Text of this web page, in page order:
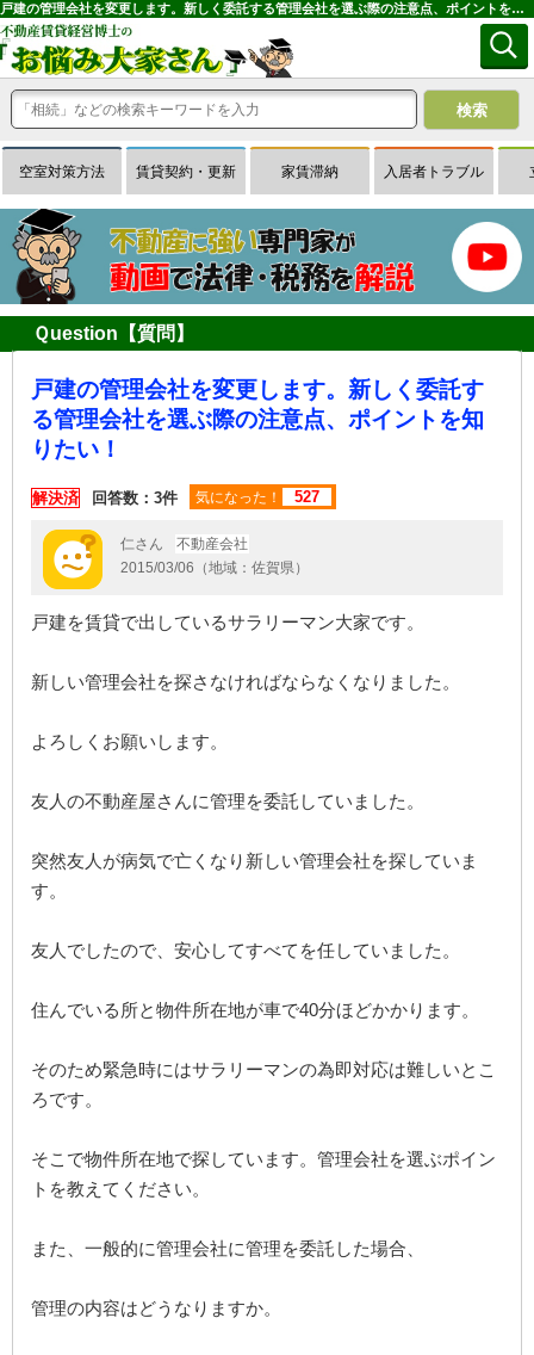
戸建の管理会社を変更します。新しく委託する管理会社を選ぶ際の注意点、ポイントを知りたい！｜専門家に無料相談できる賃貸経営Ｑ＆Ａサイトはお悩み大家さん
空室対策方法 賃貸契約・更新 家賃滞納 入居者トラブル
Ｑuestion【質問】
戸建の管理会社を変更します。新しく委託す
る管理会社を選ぶ際の注意点、ポイントを知
りたい！
解決済 回答数：3件 気になった！ 527
仁さん
不動産会社
2015/03/06（地域：佐賀県）
戸建を賃貸で出しているサラリーマン大家です。
新しい管理会社を探さなければならなくなりました。
よろしくお願いします。
友人の不動産屋さんに管理を委託していました。
突然友人が病気で亡くなり新しい管理会社を探していま
す。
友人でしたので、安心してすべてを任していました。
住んでいる所と物件所在地が車で40分ほどかかります。
そのため緊急時にはサラリーマンの為即対応は難しいとこ
ろです。
そこで物件所在地で探しています。管理会社を選ぶポイン
トを教えてください。
また、一般的に管理会社に管理を委託した場合、
管理の内容はどうなりますか。